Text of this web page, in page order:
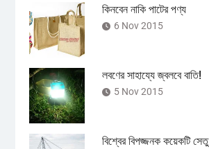
কিনবেন নাকি পাটের পণ্য
6 Nov 2015
লবণের সাহায্যে জ্বলবে বাতি!
5 Nov 2015
বিশ্বের বিপজ্জনক কয়েকটি সেতু